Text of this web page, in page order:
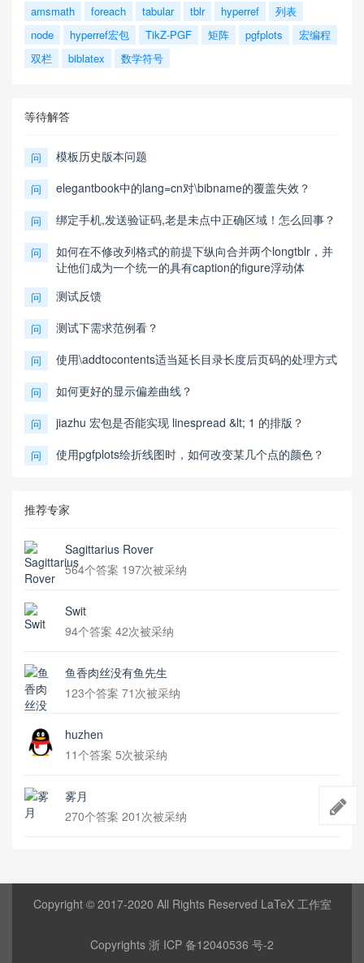
amsmath
foreach tabular tblr hyperref
列表
node
hyperref宏包 TikZ-PGF 矩阵 pgfplots
宏编程
双栏
biblatex 数学符号
等待解答
问 模板历史版本问题
问 elegantbook中的lang=cn对\bibname的覆盖失效？
问 绑定手机,发送验证码,老是未点中正确区域！怎么回事？
问
如何在不修改列格式的前提下纵向合并两个longtblr，并
让他们成为一个统一的具有caption的figure浮动体
问 测试反馈
问 测试下需求范例看？
问 使用\addtocontents适当延长目录长度后页码的处理方式
问 如何更好的显示偏差曲线？
问 jiazhu 宏包是否能实现 linespread &lt; 1 的排版？
问 使用pgfplots绘折线图时，如何改变某几个点的颜色？
推荐专家
Sagittarius Rover
564个答案 197次被采纳
Swit
94个答案 42次被采纳
鱼香肉丝没有鱼先生
123个答案 71次被采纳
huzhen
11个答案 5次被采纳
雾月
270个答案 201次被采纳
Copyright © 2017-2020 All Rights Reserved LaTeX 工作室
Copyrights 浙 ICP 备12040536 号-2